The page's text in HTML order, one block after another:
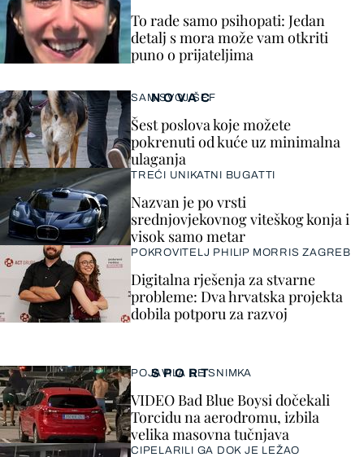
To rade samo psihopati: Jedan
detalj s mora može vam otkriti
puno o prijateljima
SPORT
POJAVILA SE SNIMKA
VIDEO Bad Blue Boysi dočekali
Torcidu na aerodromu, izbila
velika masovna tučnjava
CIPELARILI GA DOK JE LEŽAO
NOVAC
SAM SVOJ ŠEF
Šest poslova koje možete
pokrenuti od kuće uz minimalna
ulaganja
TREĆI UNIKATNI BUGATTI
Nazvan je po vrsti
srednjovjekovnog viteškog konja i
visok samo metar
POKROVITELJ PHILIP MORRIS ZAGREB
Digitalna rješenja za stvarne
probleme: Dva hrvatska projekta
dobila potporu za razvoj